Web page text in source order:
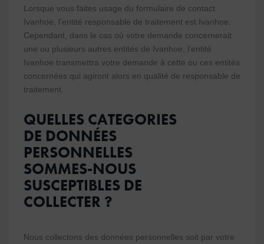
Lorsque vous faites usage du formulaire de contact
Ivanhoe, l’entité responsable de traitement est Ivanhoe.
Cependant, dans le cas où votre demande concernerait
une ou plusieurs autres entités de Ivanhoe, l’entité
Ivanhoe transmettra votre demande à cette ou ces entités
concernées qui agiront alors en qualité de responsable de
traitement.
QUELLES CATEGORIES
DE DONNÉES
PERSONNELLES
SOMMES-NOUS
SUSCEPTIBLES DE
COLLECTER ?
Nous collectons des données personnelles soit par votre